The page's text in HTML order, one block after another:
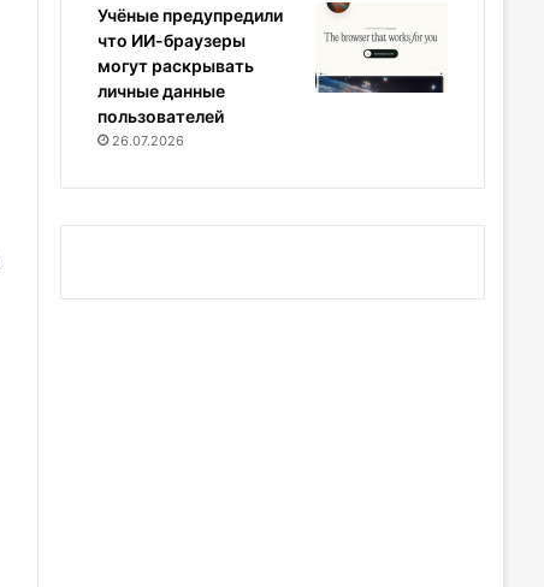
Учёные предупредили
что ИИ-браузеры
могут раскрывать
личные данные
пользователей
26.07.2026